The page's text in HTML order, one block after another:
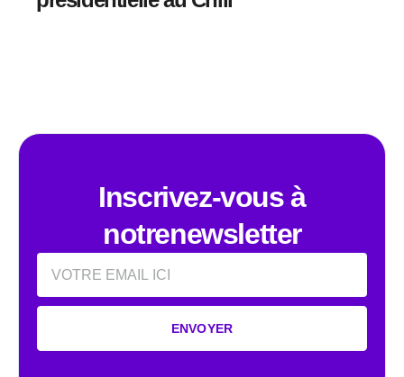
Inscrivez-vous à
notrenewsletter
Email
ENVOYER